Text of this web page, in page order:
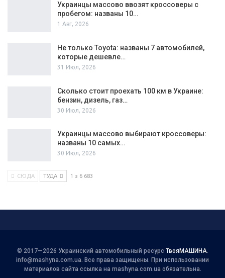
Украинцы массово ввозят кроссоверы с
пробегом: названы 10…
1 Авг, 2026
Не только Toyota: названы 7 автомобилей,
которые дешевле…
31 Июл, 2026
Сколько стоит проехать 100 км в Украине:
бензин, дизель, газ…
30 Июл, 2026
Украинцы массово выбирают кроссоверы:
названы 10 самых…
30 Июл, 2026
СЮДА ТУДА 1 з 6 683
© 2017—2026 Украинский автомобильный ресурс ТвояМАШИНА.
info@mashyna.com.ua. Все права защищены. При использовании
материалов сайта ссылка на mashyna.com.ua обязательна.